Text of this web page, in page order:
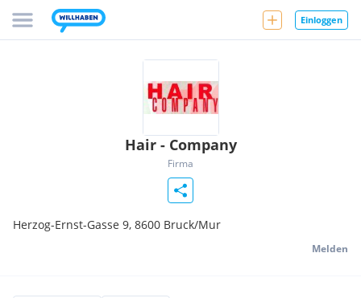
Einloggen
Hair - Company
Firma
Herzog-Ernst-Gasse 9, 8600 Bruck/Mur
Melden